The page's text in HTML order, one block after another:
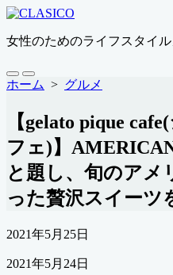
コ
テ
ツ
ッ
プ
女性のためのライフスタイ
検
索
り
え
メ
ニ
ー
ホーム > グルメ
【gelato pique
フェ)】
と題し、旬のアメ
った贅沢スイーツ
公
日
2021年5月25日
最
2021年5月24日